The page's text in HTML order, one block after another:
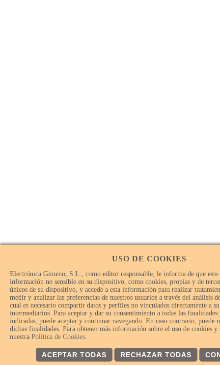
USO DE COOKIES
Electrónica Gimeno, S.L., como editor responsable, le informa de que este
información no sensible en su dispositivo, como cookies, propias y de
únicos de su dispositivo, y accede a esta información para realizar
medir y analizar las preferencias de nuestros usuarios a través del análisis
cual es necesario compartir datos y perfiles no vinculados directamente a
intermediarios. Para aceptar y dar su consentimiento a todas las
indicadas, puede aceptar y continuar navegando. En caso contrario, puede
dichas finalidades. Para obtener más información sobre el uso de cookies y
nuestra Política de Cookies.
ACEPTAR TODAS RECHAZAR TODAS